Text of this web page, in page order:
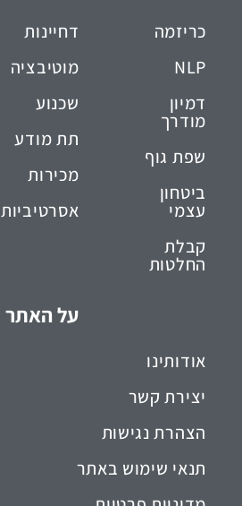
כריזמה
NLP
דמיון
מודרך
שפת גוף
ביטחון
עצמי
קבלת
החלטות
דחיינות
מוטיבציה
שכנוע
תת מודע
מכירות
אסרטיביות
על האתר
אודותינו
יצירת קשר
הצהרת נגישות
תנאי שימוש באתר